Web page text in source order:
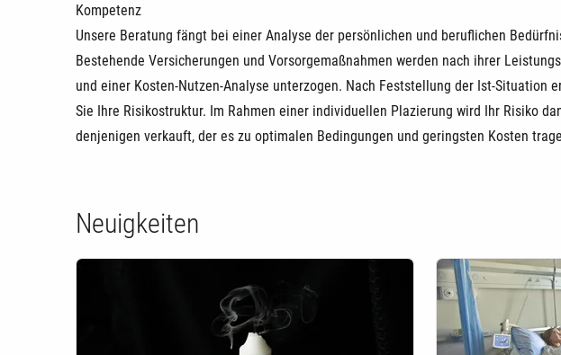
Kompetenz
Unsere Beratung fängt bei einer Analyse der persönlichen und beruflichen
Bestehende Versicherungen und Vorsorgemaßnahmen werden nach ihrer
und einer Kosten-Nutzen-Analyse unterzogen. Nach Feststellung der Ist-Situation
Sie Ihre Risikostruktur. Im Rahmen einer individuellen Plazierung wird Ihr Risiko
denjenigen verkauft, der es zu optimalen Bedingungen und geringsten Kosten
Neuigkeiten